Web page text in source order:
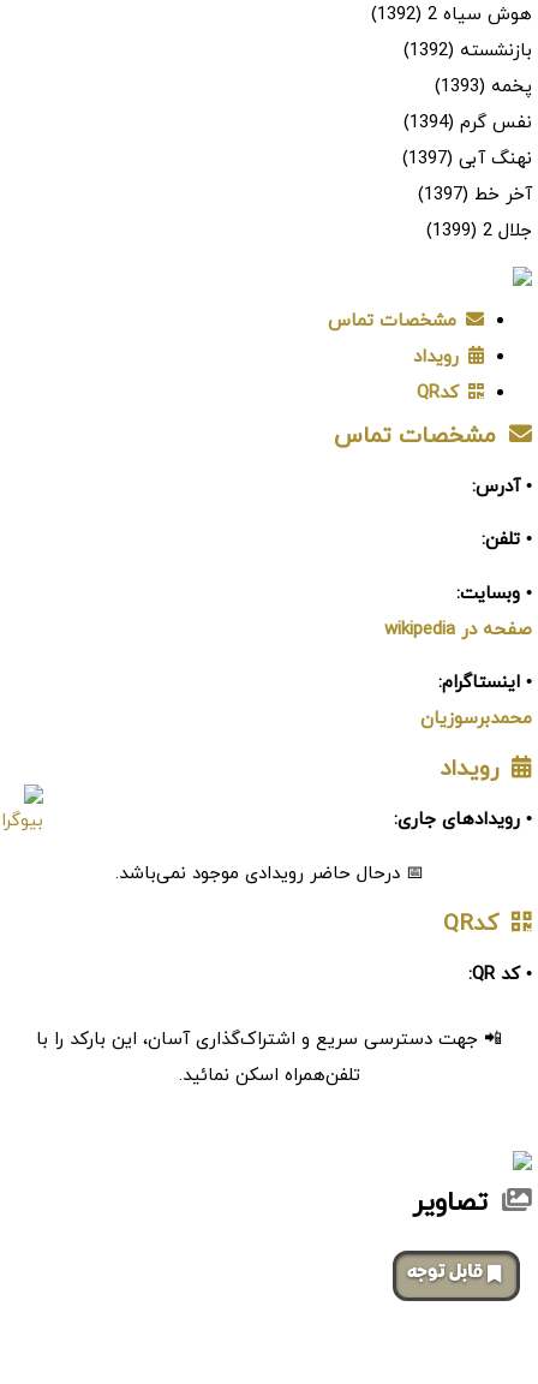
هوش سیاه 2 (1392)
بازنشسته (1392)
پخمه (1393)
نفس گرم (1394)
نهنگ آبی (1397)
آخر خط (1397)
جلال 2 (1399)
مشخصات تماس
رویداد
کدQR
مشخصات تماس
• آدرس:
• تلفن:
• وبسایت:
صفحه در wikipedia
• اینستاگرام:
محمدبرسوزیان
رویداد
• رویدادهای جاری:
📅 درحال حاضر رویدادی موجود نمی‌باشد.
کدQR
• کد QR:
📲 جهت دسترسی سریع و اشتراک‌گذاری آسان، این بارکد را با
تلفن‌همراه اسکن نمائید.
تصاویر
‌قابل توجه